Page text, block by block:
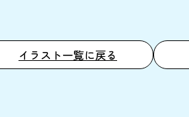
イラスト一覧に戻る